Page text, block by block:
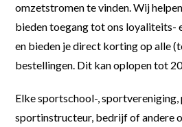
omzetstromen te vinden. Wij
bieden toegang tot ons loyaliteits-
en bieden je direct korting op alle
bestellingen. Dit kan oplopen tot
Elke sportschool-, sportvereniging,
sportinstructeur, bedrijf of andere